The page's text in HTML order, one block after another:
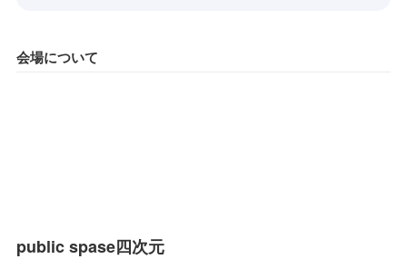
会場について
public spase四次元